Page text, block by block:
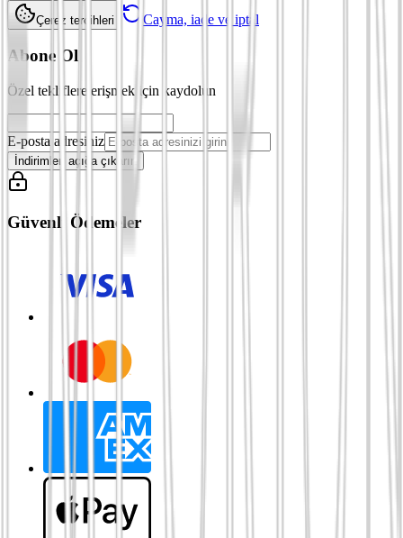
Çerez tercihleri Cayma, iade ve iptal
Abone Ol
Özel tekliflere erişmek için kaydolun
E-posta adresiniz
İndirimleri açığa çıkarın
Güvenli Ödemeler